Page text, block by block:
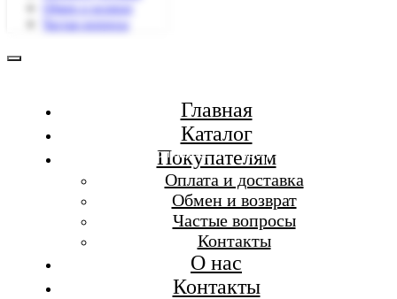
Бесплатная доставка при заказе от 7 000 р.
Обмен и возврат
Частые вопросы
Главная
Каталог
Покупателям
Оплата и доставка
Обмен и возврат
Частые вопросы
Контакты
О нас
Контакты